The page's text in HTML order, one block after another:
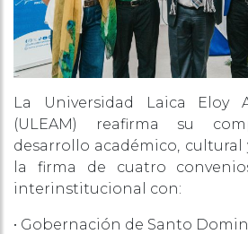
La Universidad Laica Eloy
(ULEAM) reafirma su
desarrollo académico, cultural
la firma de cuatro
interinstitucional con:
• Gobernación de Santo